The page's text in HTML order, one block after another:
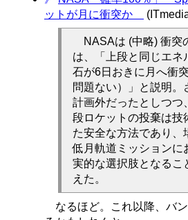
ットが月に衝突か
NASAは (中略) 衝突
は、「上段と同じエネ
石が6日おきに月へ衝
問題ない）」と説明。
計画外だったとしつつ
段ロケットの投棄は技
た安全な方法であり、
低月軌道ミッションに
実的な選択肢となるこ
えた。
なるほど。これ以降、バ